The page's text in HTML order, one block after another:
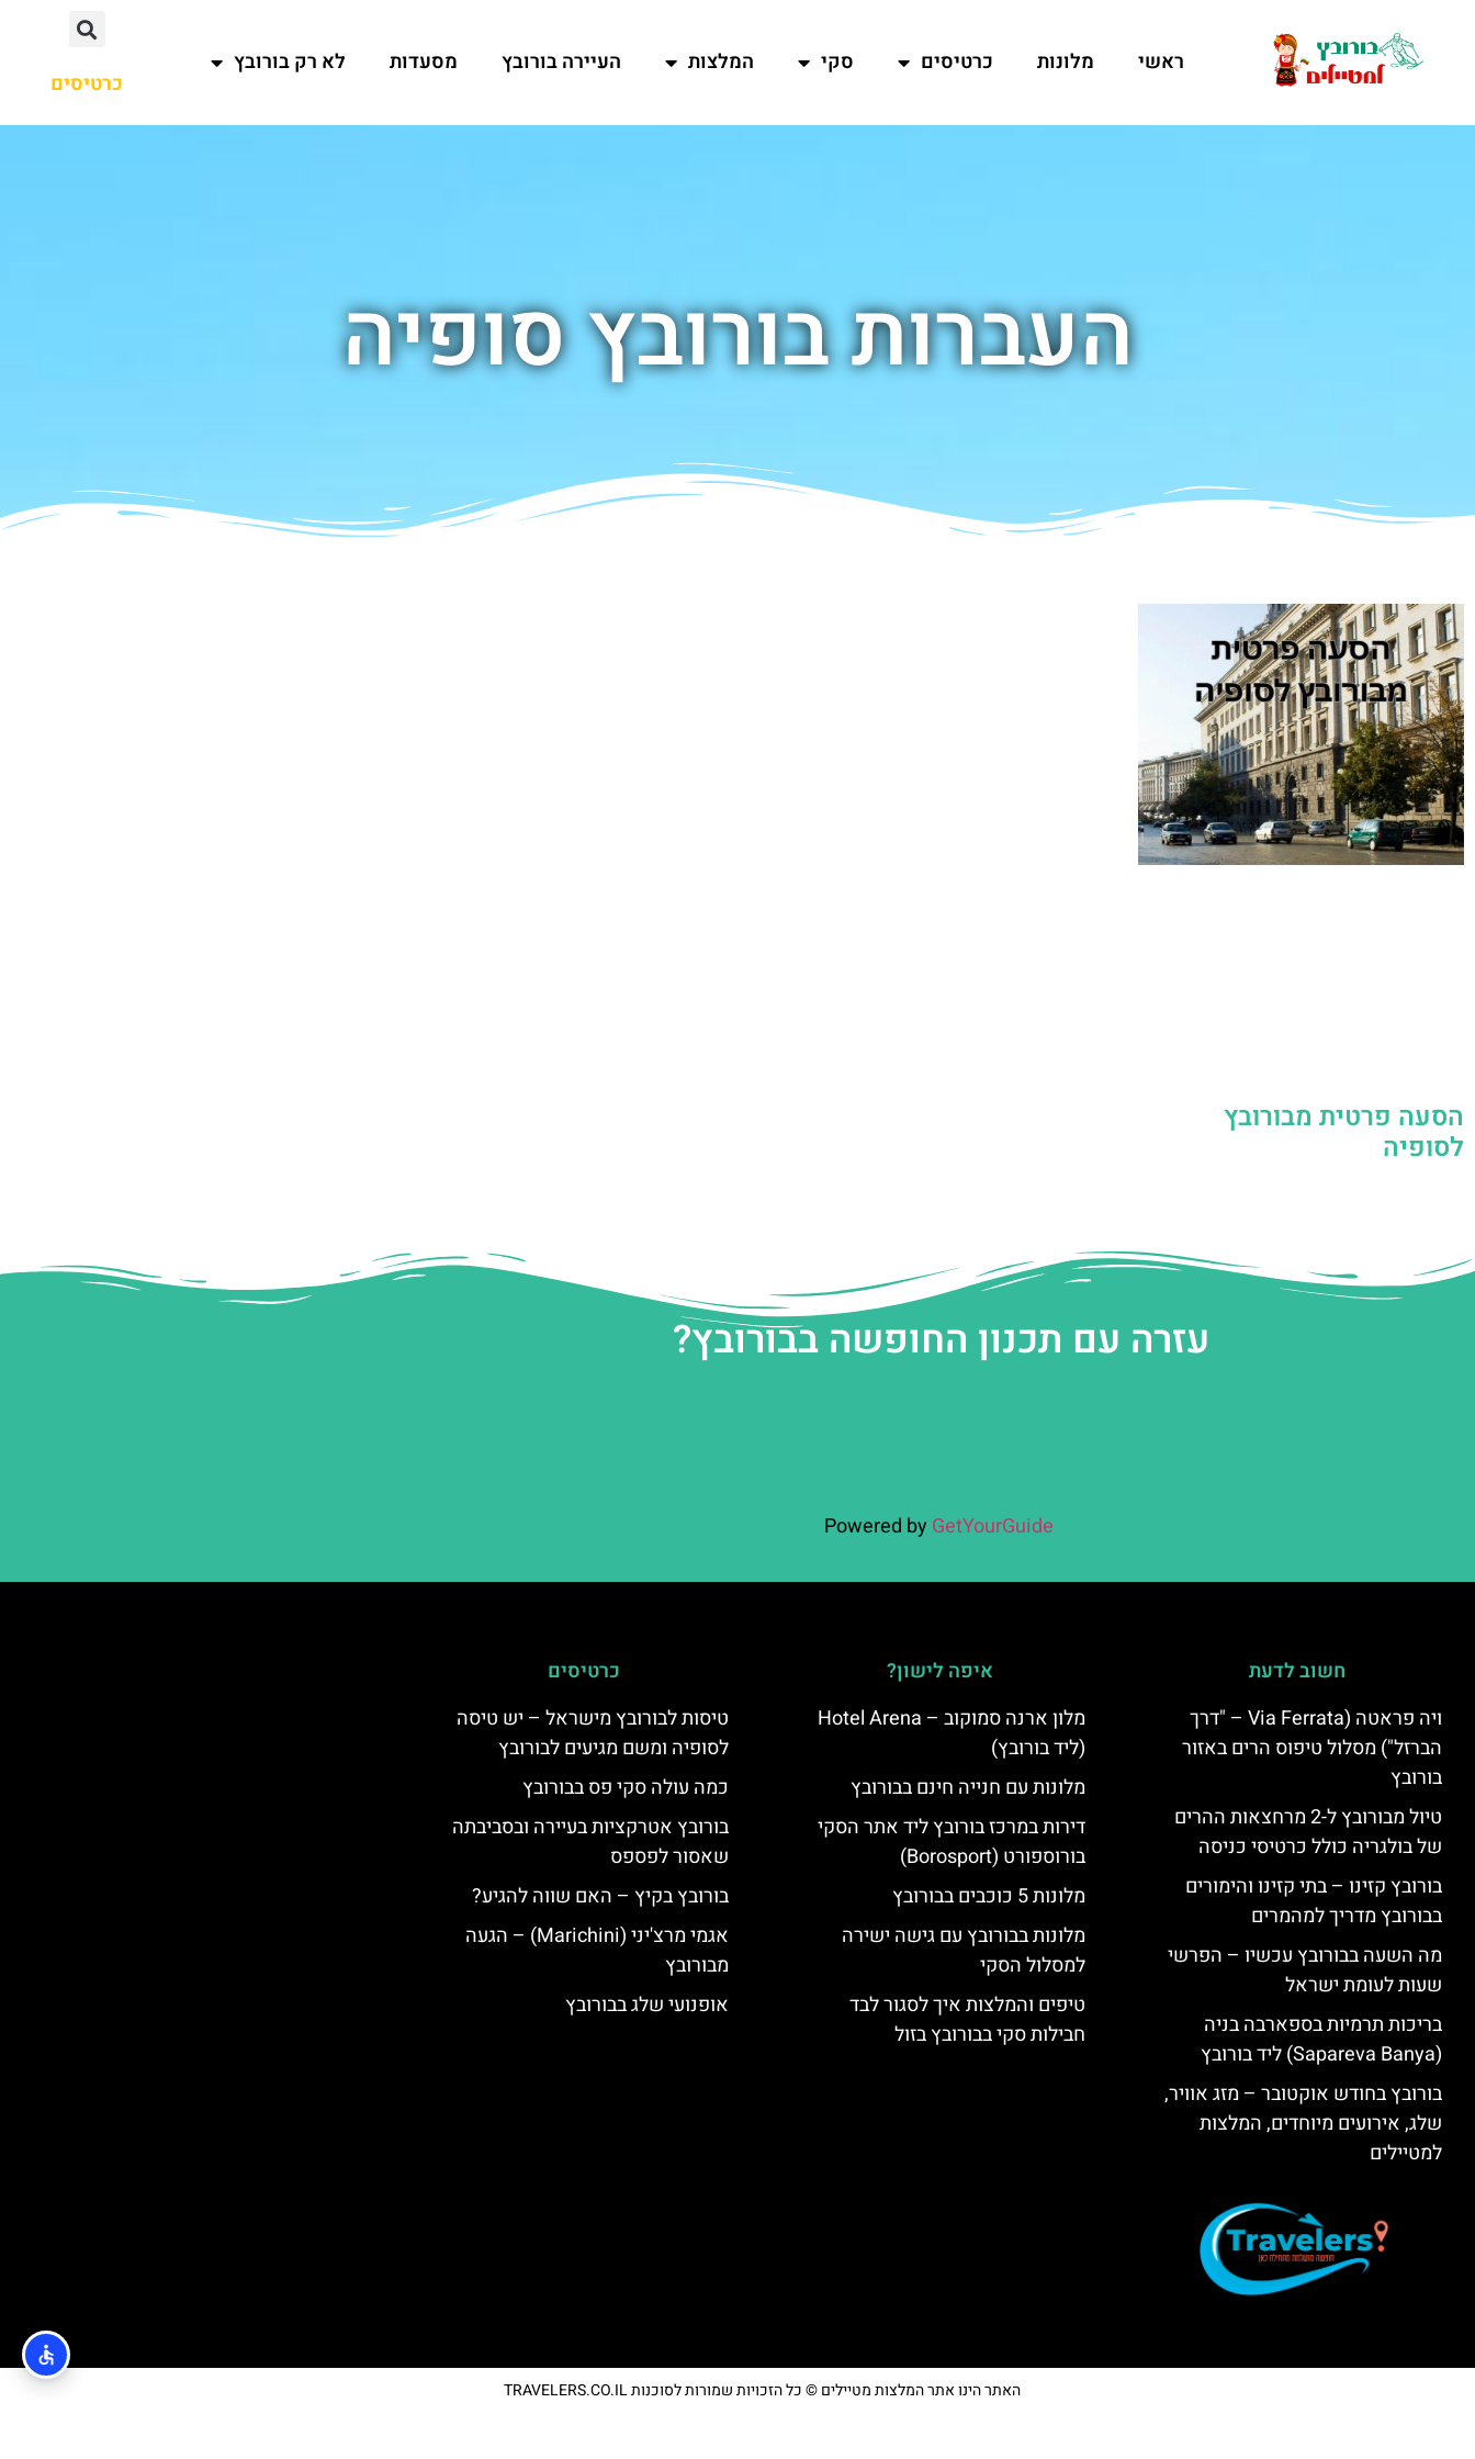
ראשי מלונות כרטיסים סקי המלצות העיירה בורובץ מסעדות לא רק בורובץ
כרטיסים
העברות בורובץ סופיה
הסעה פרטית מבורובץ
לסופיה
עזרה עם תכנון החופשה בבורובץ?
Powered by GetYourGuide
חשוב לדעת
ויה פראטה (Via Ferrata – "דרך
הברזל") מסלול טיפוס הרים באזור
בורובץ
טיול מבורובץ ל-2 מרחצאות ההרים
של בולגריה כולל כרטיסי כניסה
בורובץ קזינו – בתי קזינו והימורים
בבורובץ מדריך למהמרים
מה השעה בבורובץ עכשיו – הפרשי
שעות לעומת ישראל
בריכות תרמיות בספארבה בניה
(Sapareva Banya) ליד בורובץ
בורובץ בחודש אוקטובר – מזג אוויר,
שלג, אירועים מיוחדים, המלצות
למטיילים
איפה לישון?
מלון ארנה סמוקוב – Hotel Arena
(ליד בורובץ)
מלונות עם חנייה חינם בבורובץ
דירות במרכז בורובץ ליד אתר הסקי
בורוספורט (Borosport)
מלונות 5 כוכבים בבורובץ
מלונות בבורובץ עם גישה ישירה
למסלול הסקי
טיפים והמלצות איך לסגור לבד
חבילות סקי בבורובץ בזול
כרטיסים
טיסות לבורובץ מישראל – יש טיסה
לסופיה ומשם מגיעים לבורובץ
כמה עולה סקי פס בבורובץ
בורובץ אטרקציות בעיירה ובסביבתה
שאסור לפספס
בורובץ בקיץ – האם שווה להגיע?
אגמי מרצ'יני (Marichini) – הגעה
מבורובץ
אופנועי שלג בבורובץ
האתר הינו אתר המלצות מטיילים © כל הזכויות שמורות לסוכנות TRAVELERS.CO.IL